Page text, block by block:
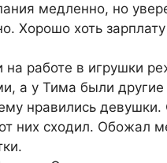
медленно, но
Хорошо хоть
на работе в игрушки
а у Тима были другие
нравились девушки.
них сходил. Обожал